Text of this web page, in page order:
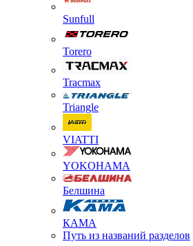
Sunfull
Torero
Tracmax
Triangle
VIATTI
YOKOHAMA
Белшина
КАМА
Путь из названий разделов